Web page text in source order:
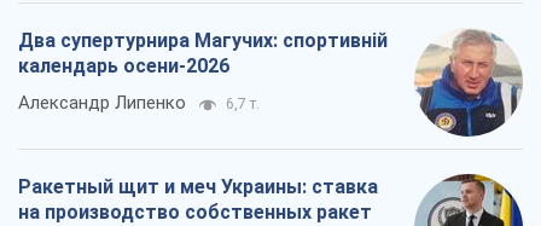
Два супертурнира Магучих: спортивній
календарь осени-2026
Александр Липенко 6,7 т.
Ракетный щит и меч Украины: ставка
на производство собственных ракет